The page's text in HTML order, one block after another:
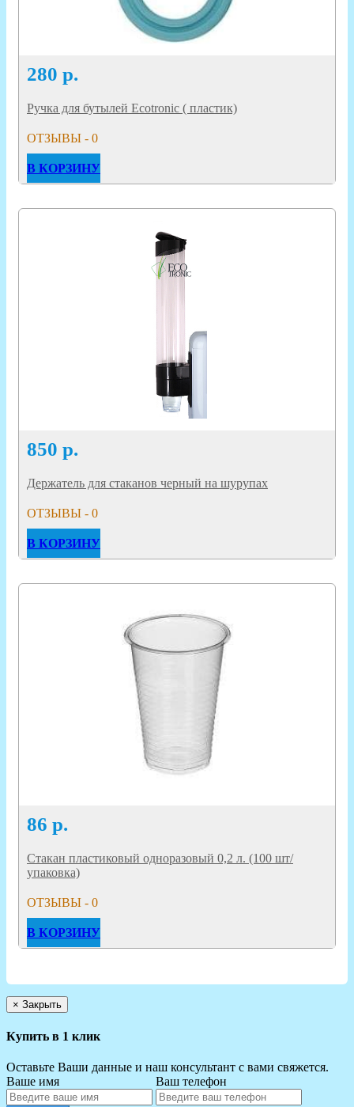
280 р.
Ручка для бутылей Ecotronic ( пластик)
ОТЗЫВЫ - 0
В КОРЗИНУ
850 р.
Держатель для стаканов черный на шурупах
ОТЗЫВЫ - 0
В КОРЗИНУ
86 р.
Стакан пластиковый одноразовый 0,2 л. (100 шт/
упаковка)
ОТЗЫВЫ - 0
В КОРЗИНУ
× Закрыть
Купить в 1 клик
Оставьте Ваши данные и наш консультант с вами свяжется.
Ваше имя
Ваш телефон